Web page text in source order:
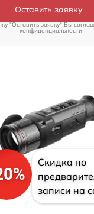
Оставить заявку
"Оставить заявку" Вы
конфиденциальности
Скидка по
записи на